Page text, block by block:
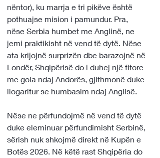
nëntor), ku marrja e tri pikëve është
pothuajse mision i pamundur. Pra,
nëse Serbia humbet me Anglinë, ne
jemi praktikisht në vend të dytë. Nëse
ata krijojnë surprizën dbe barazojnë në
Londër, Shqipërisë do i duhej një fitore
me gola ndaj Andorës, gjithmonë duke
llogaritur se humbasim ndaj Anglisë.
Nëse ne përfundojmë në vend të dytë
duke eleminuar përfundimisht Serbinë,
sërish nuk shkojmë direkt në Kupën e
Botës 2026. Në këtë rast Shqipëria do